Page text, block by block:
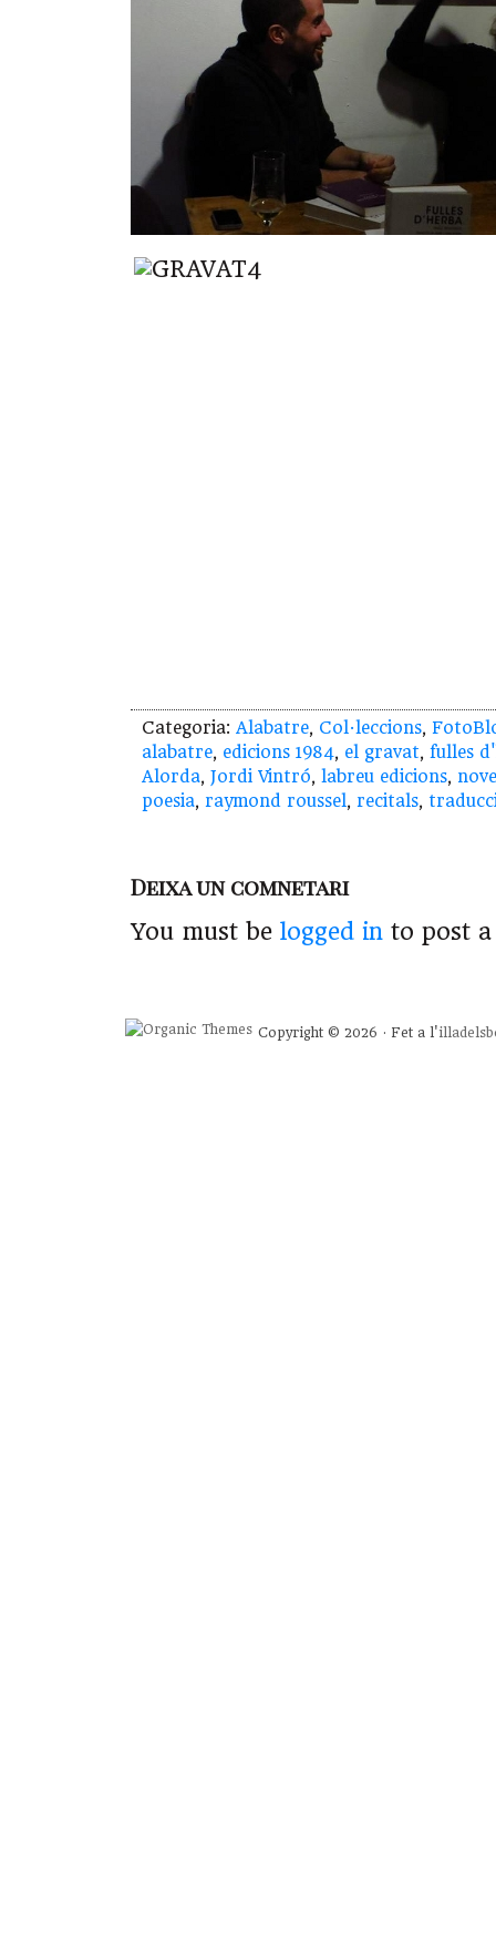
Categoria: Alabatre, Col·leccions,
alabatre, edicions 1984, el gravat, fulles
Alorda, Jordi Vintró, labreu edicions,
poesia, raymond roussel, recitals,
Deixa un comnetari
You must be logged in to post
Copyright © 2026 · Fet a l'